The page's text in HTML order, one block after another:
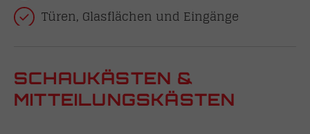
Türen, Glasflächen und Eingänge
SCHAUKÄSTEN &
MITTEILUNGSKÄSTEN